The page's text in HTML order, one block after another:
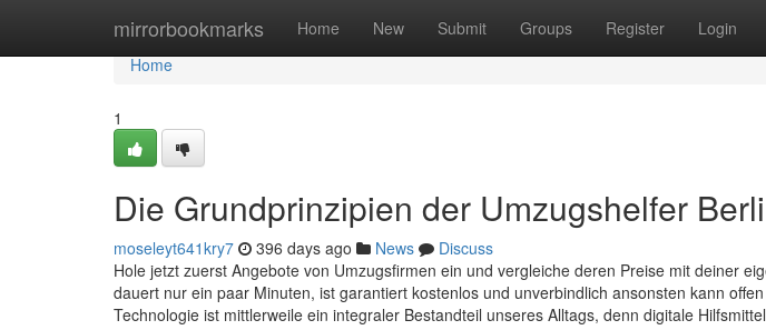
mirrorbookmarks Home New Submit Groups Register Login
Home
Home
1
Die Grundprinzipien der Umzugshelfer
moseleyt641kry7 396 days ago News
Discuss
Hole jetzt zuerst Angebote von Umzugsfirmen ein und vergleiche deren Preise mit deiner
dauert nur ein paar Minuten, ist garantiert kostenlos und unverbindlich ansonsten kann
Technologie ist mittlerweile ein integraler Bestandteil unseres Alltags, denn digitale